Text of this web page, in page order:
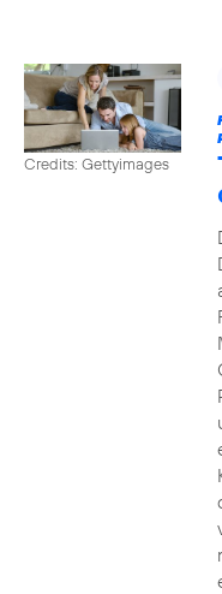
Credits: Gettyimages